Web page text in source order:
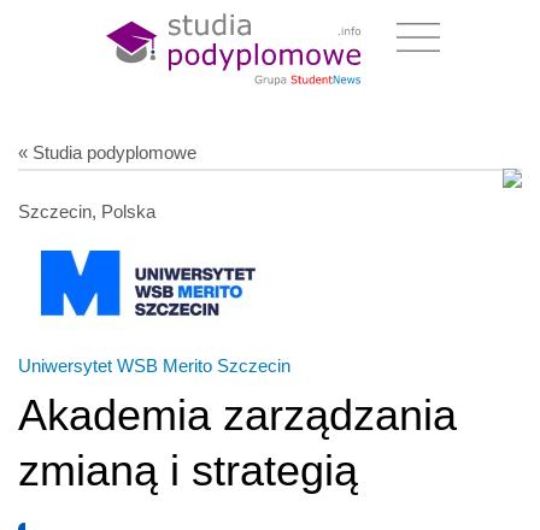
« Studia podyplomowe
Szczecin, Polska
Uniwersytet WSB Merito Szczecin
Akademia zarządzania
zmianą i strategią